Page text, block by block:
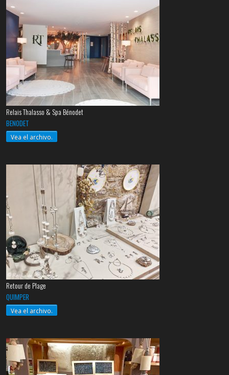
Relais Thalasso & Spa Bénodet
BENODET
Vea el archivo.
Retour de Plage
QUIMPER
Vea el archivo.